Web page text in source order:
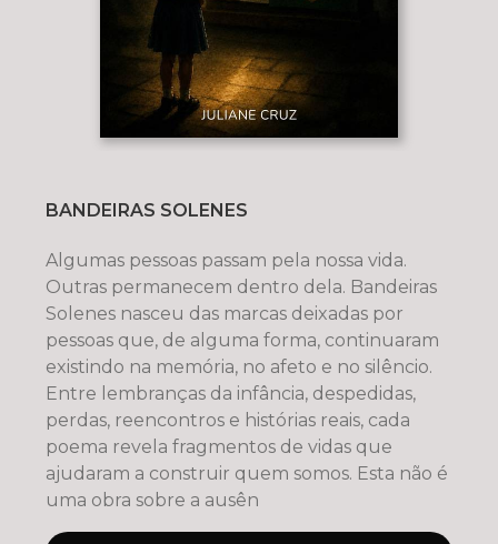
BANDEIRAS SOLENES
Algumas pessoas passam pela nossa vida.
Outras permanecem dentro dela. Bandeiras
Solenes nasceu das marcas deixadas por
pessoas que, de alguma forma, continuaram
existindo na memória, no afeto e no silêncio.
Entre lembranças da infância, despedidas,
perdas, reencontros e histórias reais, cada
poema revela fragmentos de vidas que
ajudaram a construir quem somos. Esta não é
uma obra sobre a ausên